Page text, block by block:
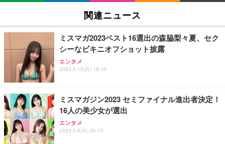
関連ニュース
ミスマガ2023ベスト16選出の森脇梨々夏、セク
シーなビキニオフショット披露
エンタメ
2023.5.15(月) 19:10
ミスマガジン2023 セミファイナル進出者決定！
16人の美少女が選出
エンタメ
2023.5.9(火) 20:10